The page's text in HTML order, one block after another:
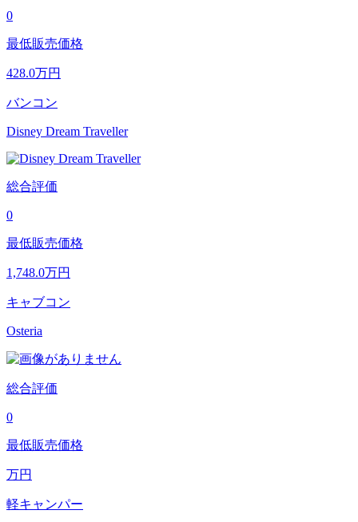
0
最低販売価格
428.0万円
バンコン
Disney Dream Traveller
総合評価
0
最低販売価格
1,748.0万円
キャブコン
Osteria
総合評価
0
最低販売価格
万円
軽キャンパー